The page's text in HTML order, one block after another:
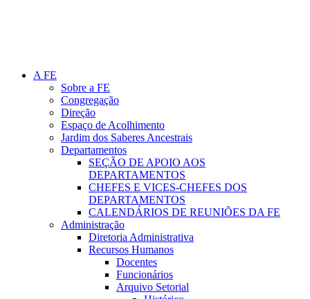
A FE
Sobre a FE
Congregação
Direção
Espaço de Acolhimento
Jardim dos Saberes Ancestrais
Departamentos
SEÇÃO DE APOIO AOS
DEPARTAMENTOS
CHEFES E VICES-CHEFES DOS
DEPARTAMENTOS
CALENDÁRIOS DE REUNIÕES DA FE
Administração
Diretoria Administrativa
Recursos Humanos
Docentes
Funcionários
Arquivo Setorial